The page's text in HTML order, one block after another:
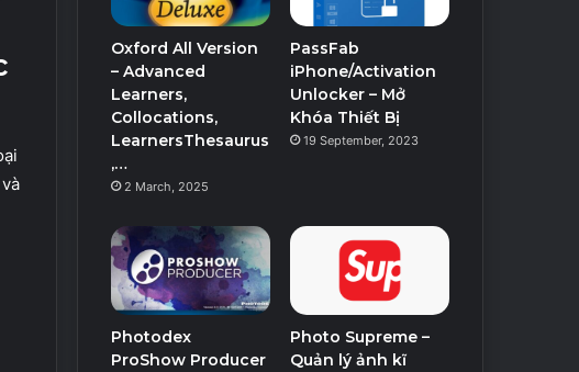
Oxford All Version
– Advanced
Learners,
Collocations,
LearnersThesaurus
,…
2 March, 2025
PassFab
iPhone/Activation
Unlocker – Mở
Khóa Thiết Bị
19 September, 2023
Photodex
ProShow Producer
Photo Supreme –
Quản lý ảnh kĩ